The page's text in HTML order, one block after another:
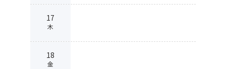
17
木
18
金